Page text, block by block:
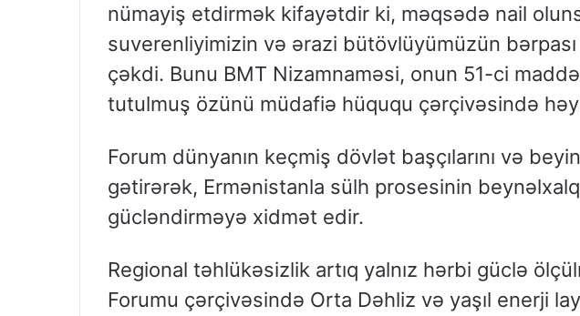
nümayiş etdirmək kifayətdir ki, məqsədə nail
suverenliyimizin və ərazi bütövlüyümüzün
çəkdi. Bunu BMT Nizamnaməsi, onun 51-ci
tutulmuş özünü müdafiə hüququ çərçivəsində
Forum dünyanın keçmiş dövlət başçılarını və
gətirərək, Ermənistanla sülh prosesinin
gücləndirməyə xidmət edir.
Regional təhlükəsizlik artıq yalnız hərbi güclə
Forumu çərçivəsində Orta Dəhliz və yaşıl enerji